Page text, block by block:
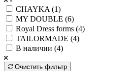
CHAYKA (1)
MY DOUBLE (6)
Royal Dress forms (4)
TAILORMADE (4)
В наличии (4)
Очистить фильтр